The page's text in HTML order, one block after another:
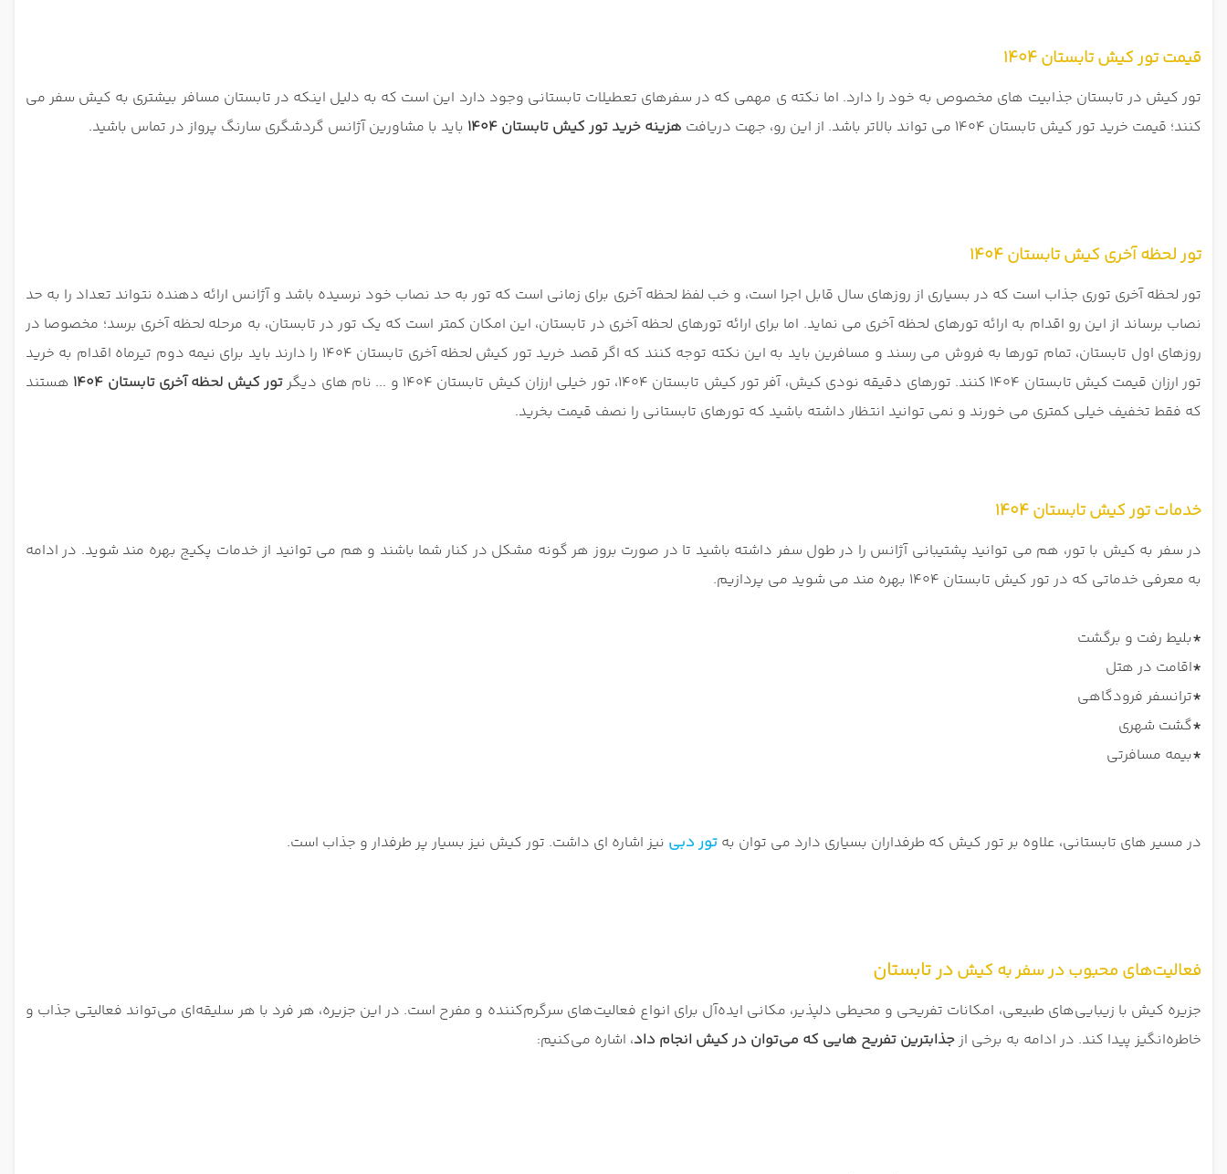
قیمت تور کیش تابستان 1404
تور کیش در تابستان جذابیت های مخصوص به خود را دارد. اما نکته ی مهمی که در سفرهای تعطیلات تابستانی وجود دارد این است که به دلیل اینکه در تابستان مسافر بیشتری به کیش سفر می
کنند؛ قیمت خرید تور کیش تابستان 1404 می تواند بالاتر باشد. از این رو، جهت دریافت
هزینه خرید تور کیش تابستان 1404 باید با مشاورین آژانس گردشگری سارنگ پرواز در تماس باشید.
تور لحظه آخری کیش تابستان 1404
تور لحظه آخری توری جذاب است که در بسیاری از روزهای سال قابل اجرا است، و خب لفظ لحظه آخری برای زمانی است که تور به حد نصاب خود نرسیده باشد و آژانس ارائه دهنده نتواند تعداد را به حد
نصاب برساند از این رو اقدام به ارائه تورهای لحظه آخری می نماید. اما برای ارائه تورهای لحظه آخری در تابستان، این امکان کمتر است که یک تور در تابستان، به مرحله لحظه آخری برسد؛ مخصوصا در
روزهای اول تابستان، تمام تورها به فروش می رسند و مسافرین باید به این نکته توجه کنند که اگر قصد خرید تور کیش لحظه آخری تابستان 1404 را دارند باید برای نیمه دوم تیرماه اقدام به خرید
تور ارزان قیمت کیش تابستان 1404 کنند. تورهای دقیقه نودی کیش، آفر تور کیش تابستان 1404، تور خیلی ارزان کیش تابستان 1404 و ... نام های دیگر
تور کیش لحظه آخری تابستان 1404
هستند
که فقط تخفیف خیلی کمتری می خورند و نمی توانید انتظار داشته باشید که تورهای تابستانی را نصف قیمت بخرید.
خدمات تور کیش تابستان 1404
در سفر به کیش با تور، هم می توانید پشتیبانی آژانس را در طول سفر داشته باشید تا در صورت بروز هر گونه مشکل در کنار شما باشند و هم می توانید از خدمات پکیج بهره مند شوید. در ادامه
به معرفی خدماتی که در تور کیش تابستان 1404 بهره مند می شوید می پردازیم.
*بلیط رفت و برگشت
*اقامت در هتل
*ترانسفر فرودگاهی
*گشت شهری
*بیمه مسافرتی
در مسیر های تابستانی، علاوه بر تور کیش که طرفداران بسیاری دارد می توان به تور دبی نیز اشاره ای داشت. تور کیش نیز بسیار پر طرفدار و جذاب است.
فعالیت‌های محبوب در سفر به کیشدر تابستان
جزیره کیش با زیبایی‌های طبیعی، امکانات تفریحی و محیطی دلپذیر، مکانی ایده‌آل برای انواع فعالیت‌های سرگرم‌کننده و مفرح است. در این جزیره، هر فرد با هر سلیقه‌ای می‌تواند فعالیتی جذاب و
خاطره‌انگیز پیدا کند. در ادامه به برخی ازجذابترین تفریح هایی که می‌توان در کیش انجام داد، اشاره می‌کنیم: